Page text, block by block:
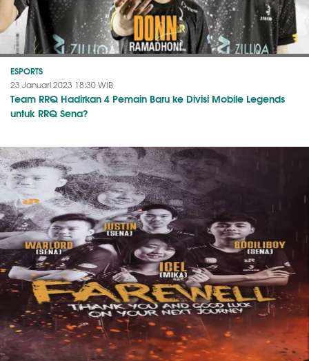
ESPORTS
23 Januari 2023 18:30 WIB
Team RRQ Hadirkan 4 Pemain Baru ke Divisi Mobile Legends
untuk RRQ Sena?